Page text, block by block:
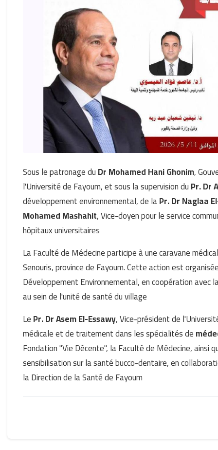
Sous le patronage duDr Mohamed Hani Ghonim,
l'Université de Fayoum, et sous la supervision duPr. Dr
développement environnemental, de laPr. Dr Naglaa
Mohamed Mashahit, Vice-doyen pour le service
hôpitaux universitaires
La Faculté de Médecine participe à une caravane
Senouris, province de Fayoum. Cette action est
Développement Environnemental, en coopération avec
au sein de l'unité de santé du village
LePr. Dr Asem El-Essawy, Vice-président de
médicale et de traitement dans les spécialités de
Fondation "Vie Décente", la Faculté de Médecine, ainsi
sensibilisation sur la santé bucco-dentaire, en
la Direction de la Santé de Fayoum